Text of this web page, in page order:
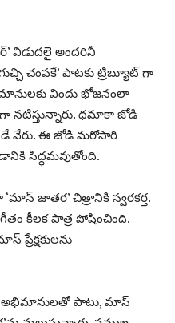
విడుదలై అందరినీ
చంపకే’ పాటకు ట్రిబ్యూట్ గా
విందు భోజనంలా
నటిస్తున్నారు. ధమాకా జోడి
వేరు. ఈ జోడి మరోసారి
సిద్ధమవుతోంది.
జాతర’ చిత్రానికి స్వరకర్త.
కీలక పాత్ర పోషించింది.
అభిమానులతో పాటు, మాస్